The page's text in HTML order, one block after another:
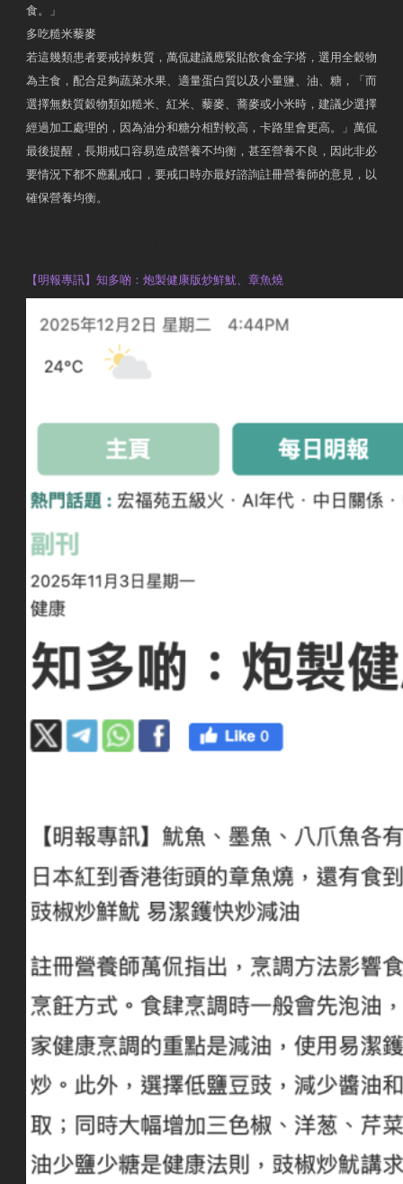
食。」
多吃糙米藜麥
若這幾類患者要戒掉麩質，萬侃建議應緊貼飲食金字塔，選用全穀物
為主食，配合足夠蔬菜水果、適量蛋白質以及小量鹽、油、糖，「而
選擇無麩質穀物類如糙米、紅米、藜麥、蕎麥或小米時，建議少選擇
經過加工處理的，因為油分和糖分相對較高，卡路里會更高。」萬侃
最後提醒，長期戒口容易造成營養不均衡，甚至營養不良，因此非必
要情況下都不應亂戒口，要戒口時亦最好諮詢註冊營養師的意見，以
確保營養均衡。
【明報專訊】知多啲：炮製健康版炒鮮魷、章魚燒